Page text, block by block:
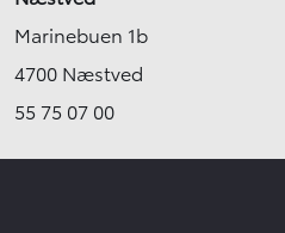
Marinebuen 1b
4700 Næstved
55 75 07 00